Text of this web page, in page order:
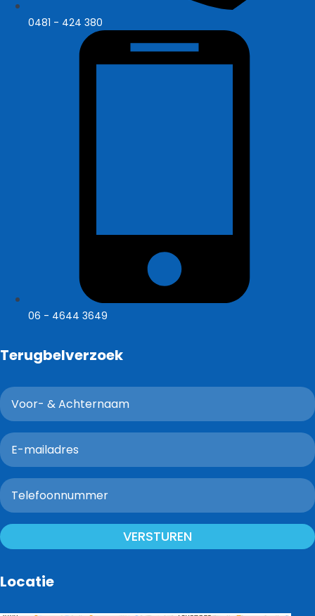
0481 - 424 380
06 - 4644 3649
Terugbelverzoek
VERSTUREN
Locatie